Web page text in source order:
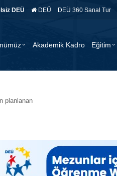
DEÜ DEÜ DEÜ 360 Sanal Tur
Akademik Kadro Eğitim
planlanan